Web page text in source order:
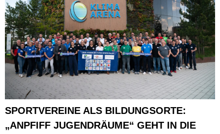
SPORTVEREINE ALS BILDUNGSORTE:
„ANPFIFF JUGENDRÄUME“ GEHT IN DIE